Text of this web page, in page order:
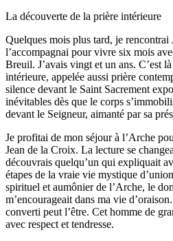
La découverte de la prière intérieure
Quelques mois plus tard, je rencontrai
l’accompagnai pour vivre six mois
Breuil. J’avais vingt et un ans. C’est
intérieure, appelée aussi prière
silence devant le Saint Sacrement
inévitables dès que le corps
devant le Seigneur, aimanté par sa
Je profitai de mon séjour à l’Arche
Jean de la Croix. La lecture se
découvrais quelqu’un qui expliquait
étapes de la vraie vie mystique
spirituel et aumônier de l’Arche, le
m’encourageait dans ma vie
converti peut l’être. Cet homme de
avec respect et tendresse.